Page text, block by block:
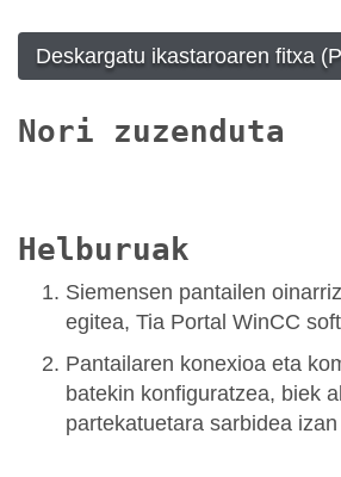
Deskargatu ikastaroaren fitxa
Nori zuzenduta
Helburuak
Siemensen pantailen
egitea, Tia Portal WinCC
Pantailaren konexioa eta
batekin konfiguratzea, biek
partekatuetara sarbidea